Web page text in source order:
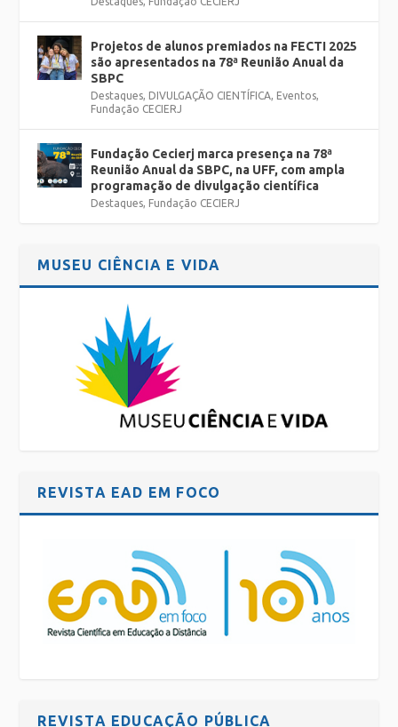
Projetos de alunos premiados na FECTI 2025
são apresentados na 78ª Reunião Anual da
SBPC
Destaques, DIVULGAÇÃO CIENTÍFICA, Eventos,
Fundação CECIERJ
Fundação Cecierj marca presença na 78ª
Reunião Anual da SBPC, na UFF, com ampla
programação de divulgação científica
Destaques, Fundação CECIERJ
MUSEU CIÊNCIA E VIDA
REVISTA EAD EM FOCO
REVISTA EDUCAÇÃO PÚBLICA